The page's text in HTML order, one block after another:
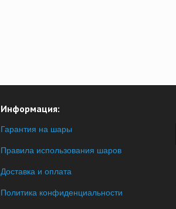
Информация:
Гарантия на шары
Правила использования шаров
Доставка и оплата
Политика конфиденциальности